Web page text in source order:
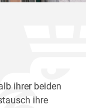
ihrer beiden
ihre